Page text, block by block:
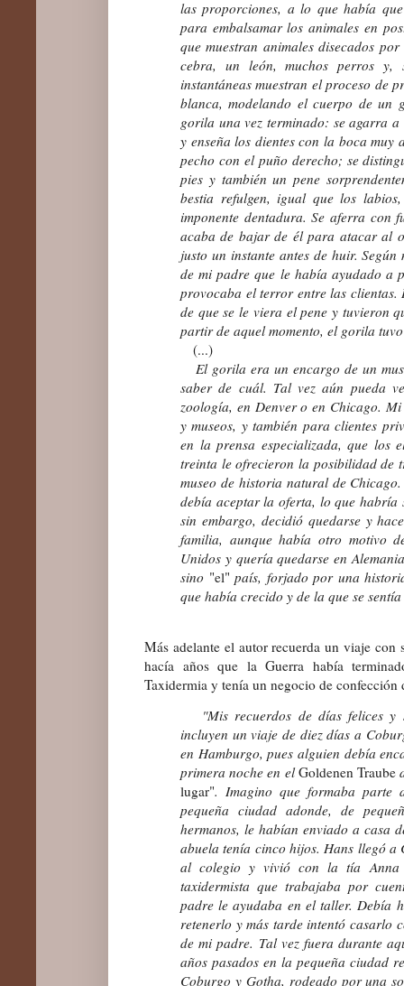
las proporciones, a lo que había
para embalsamar los animales en
que muestran animales disecados
cebra, un león, muchos perros y,
instantáneas muestran el proceso de
blanca, modelando el cuerpo de un
gorila una vez terminado: se agarra
y enseña los dientes con la boca muy
pecho con el puño derecho; se
pies y también un pene
bestia refulgen, igual que los
imponente dentadura. Se aferra con
acaba de bajar de él para atacar al
justo un instante antes de huir.
de mi padre que le había ayudado a
provocaba el terror entre las clientas.
de que se le viera el pene y tuvieron
partir de aquel momento, el gorila
(...)
El gorila era un encargo de un
saber de cuál. Tal vez aún pueda
zoología, en Denver o en Chicago.
y museos, y también para clientes
en la prensa especializada, que los
treinta le ofrecieron la posibilidad de
museo de historia natural de
debía aceptar la oferta, lo que habría
sin embargo, decidió quedarse y
familia, aunque había otro motivo
Unidos y quería quedarse en
sino "el" país, forjado por una
que había crecido y de la que se
Más adelante el autor recuerda un viaje
hacía años que la Guerra había
Taxidermia y tenía un negocio de confección
"Mis recuerdos de días felices y
incluyen un viaje de diez días a
en Hamburgo, pues alguien debía
primera noche en elGoldenen Traube
lugar". Imagino que formaba parte
pequeña ciudad adonde, de
hermanos, le habían enviado a casa
abuela tenía cinco hijos. Hans llegó a
al colegio y vivió con la tía
taxidermista que trabajaba por
padre le ayudaba en el taller. Debía
retenerlo y más tarde intentó casarlo
de mi padre. Tal vez fuera durante
años pasados en la pequeña ciudad
Coburgo y Gotha, rodeado por una